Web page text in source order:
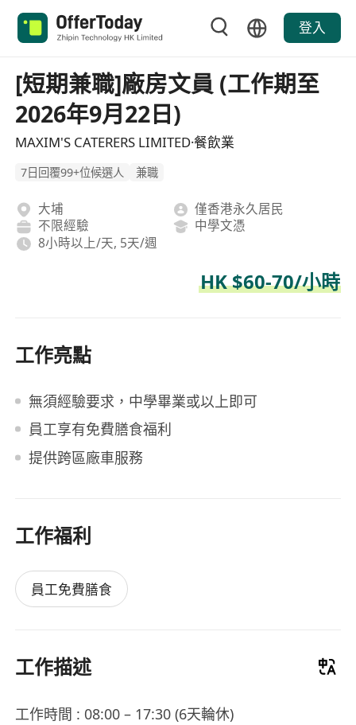
登入
[短期兼職]廠房文員 (工作期至
2026年9月22日)
MAXIM'S CATERERS LIMITED·餐飲業
7日回覆99+位候選人 兼職
大埔
僅香港永久居民
不限經驗
中學文憑
8小時以上/天, 5天/週
HK $60-70/小時
工作亮點
無須經驗要求，中學畢業或以上即可
員工享有免費膳食福利
提供跨區廠車服務
工作福利
員工免費膳食
工作描述
工作時間 : 08:00 – 17:30 (6天輪休)